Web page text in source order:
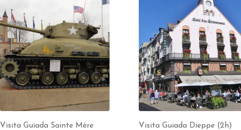
Visita Guiada Sainte Mère
Visita Guiada Dieppe (2h)